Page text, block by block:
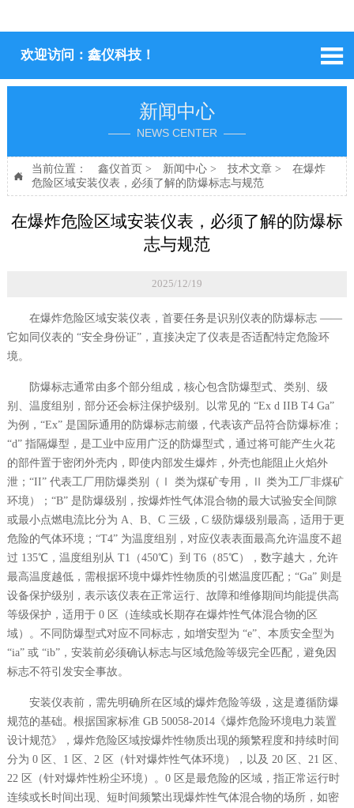
欢迎访问：鑫仪科技！ 
新闻中心
—— NEWS CENTER ——

当前位置： 鑫仪首页 > 新闻中心> 技术文章>
在爆炸
危险区域安装仪表，必须了解的防爆标志与规范
在爆炸危险区域安装仪表，必须了解的防爆标
志与规范
2025/12/19
在爆炸危险区域安装仪表，首要任务是识别仪表的防爆标志 ——
它如同仪表的 “安全身份证”，直接决定了仪表是否适配特定危险环
境。
防爆标志通常由多个部分组成，核心包含防爆型式、类别、级
别、温度组别，部分还会标注保护级别。以常见的 “Ex d IIB T4 Ga”
为例，“Ex” 是国际通用的防爆标志前缀，代表该产品符合防爆标准；
“d” 指隔爆型，是工业中应用广泛的防爆型式，通过将可能产生火花
的部件置于密闭外壳内，即使内部发生爆炸，外壳也能阻止火焰外
泄；“II” 代表工厂用防爆类别（Ⅰ 类为煤矿专用，Ⅱ 类为工厂非煤矿
环境）；“B” 是防爆级别，按爆炸性气体混合物的最大试验安全间隙
或最小点燃电流比分为 A、B、C 三级，C 级防爆级别最高，适用于更
危险的气体环境；“T4” 为温度组别，对应仪表表面最高允许温度不超
过 135℃，温度组别从 T1（450℃）到 T6（85℃），数字越大，允许
最高温度越低，需根据环境中爆炸性物质的引燃温度匹配；“Ga” 则是
设备保护级别，表示该仪表在正常运行、故障和维修期间均能提供高
等级保护，适用于 0 区（连续或长期存在爆炸性气体混合物的区
域）。不同防爆型式对应不同标志，如增安型为 “e”、本质安全型为
“ia” 或 “ib”，安装前必须确认标志与区域危险等级完全匹配，避免因
标志不符引发安全事故。
安装仪表前，需先明确所在区域的爆炸危险等级，这是遵循防爆
规范的基础。根据国家标准 GB 50058-2014《爆炸危险环境电力装置
设计规范》，爆炸危险区域按爆炸性物质出现的频繁程度和持续时间
分为 0 区、1 区、2 区（针对爆炸性气体环境），以及 20 区、21 区、
22 区（针对爆炸性粉尘环境）。0 区是最危险的区域，指正常运行时
连续或长时间出现、短时间频繁出现爆炸性气体混合物的场所，如密